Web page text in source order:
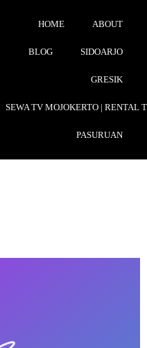
HOME ABOUT
BLOG SIDOARJO
GRESIK
SEWA TV MOJOKERTO | RENTAL
PASURUAN